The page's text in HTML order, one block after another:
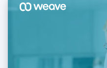
English